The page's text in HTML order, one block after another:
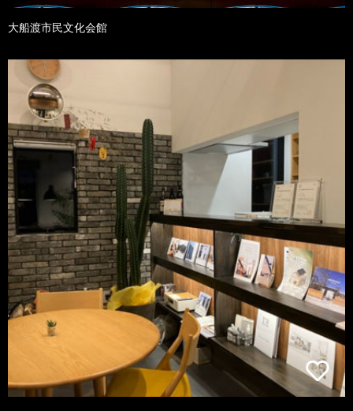
大船渡市民文化会館